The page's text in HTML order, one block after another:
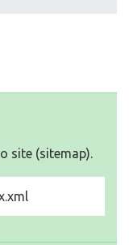
site (sitemap).